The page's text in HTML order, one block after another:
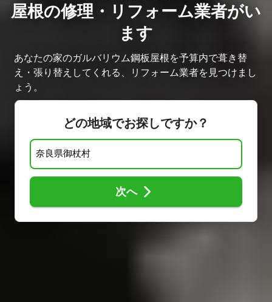
屋根の修理・リフォーム業者がい
ます
あなたの家のガルバリウム鋼板屋根を予算内で葺き替
え・張り替えしてくれる、リフォーム業者を見つけまし
ょう。
どの地域でお探しですか？
次へ